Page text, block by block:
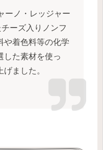
ーノ・レッジャー
ーズ入りノンフ
や着色料等の化学
した素材を使っ
ました。